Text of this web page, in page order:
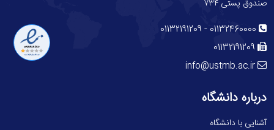
صندوق پستی ۷۳۴
01132460000
-
01132191209
01132191209
info@ustmb.ac.ir
درباره دانشگاه
آشنایی با دانشگاه